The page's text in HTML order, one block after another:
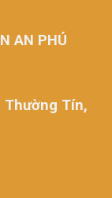
AN PHÚ
Thường Tín,